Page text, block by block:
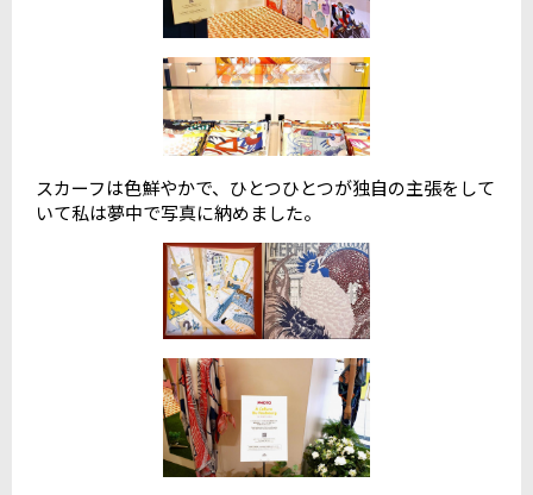
スカーフは色鮮やかで、ひとつひとつが独自の主張をして
いて私は夢中で写真に納めました。